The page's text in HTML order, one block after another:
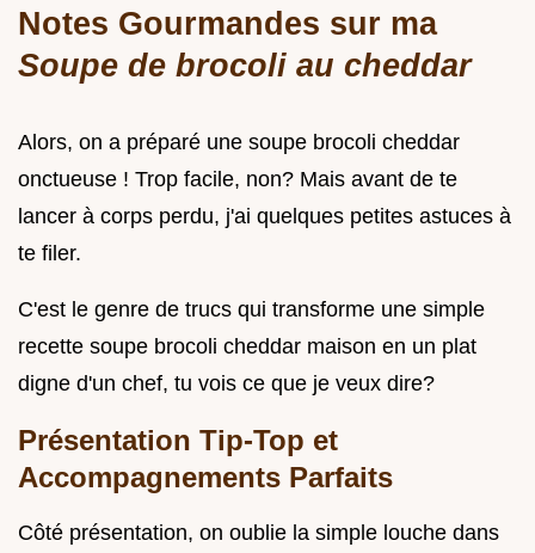
Notes Gourmandes sur ma
Soupe de brocoli au cheddar
Alors, on a préparé une soupe brocoli cheddar
onctueuse ! Trop facile, non? Mais avant de te
lancer à corps perdu, j'ai quelques petites astuces à
te filer.
C'est le genre de trucs qui transforme une simple
recette soupe brocoli cheddar maison en un plat
digne d'un chef, tu vois ce que je veux dire?
Présentation Tip-Top et
Accompagnements Parfaits
Côté présentation, on oublie la simple louche dans